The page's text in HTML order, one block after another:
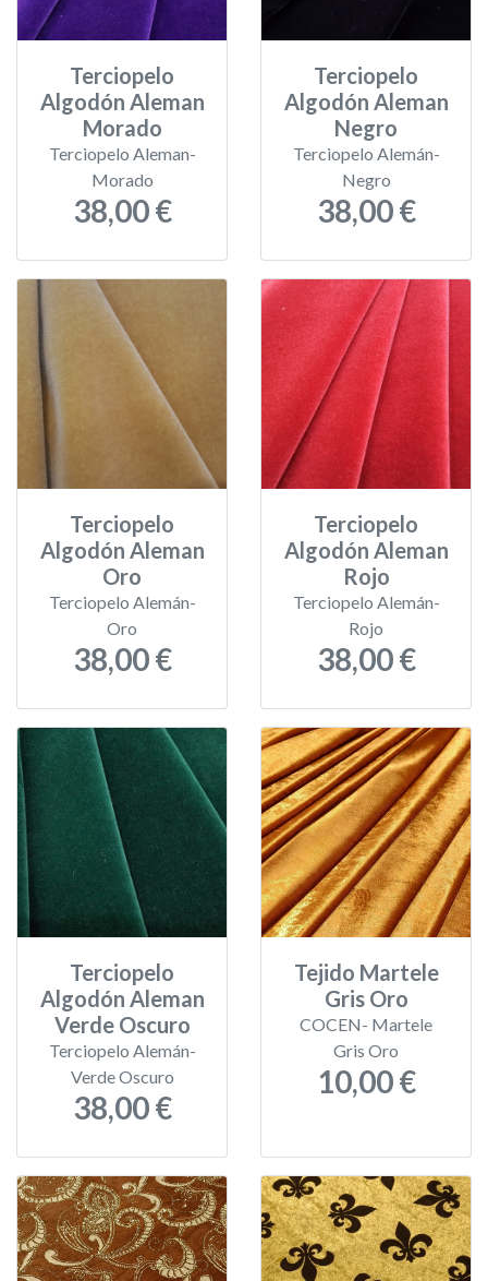
Terciopelo
Algodón Aleman
Morado
Terciopelo Aleman-
Morado
38,00 €
Terciopelo
Algodón Aleman
Negro
Terciopelo Alemán-
Negro
38,00 €
Terciopelo
Algodón Aleman
Oro
Terciopelo Alemán-
Oro
38,00 €
Terciopelo
Algodón Aleman
Rojo
Terciopelo Alemán-
Rojo
38,00 €
Terciopelo
Algodón Aleman
Verde Oscuro
Terciopelo Alemán-
Verde Oscuro
38,00 €
Tejido Martele
Gris Oro
COCEN- Martele
Gris Oro
10,00 €